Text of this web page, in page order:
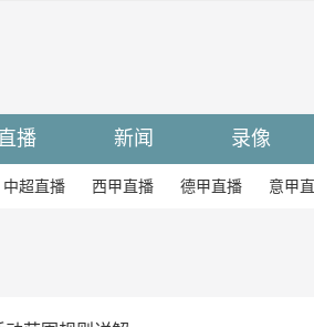
播 新闻 录像
中超直播 西甲直播 德甲直播 意甲